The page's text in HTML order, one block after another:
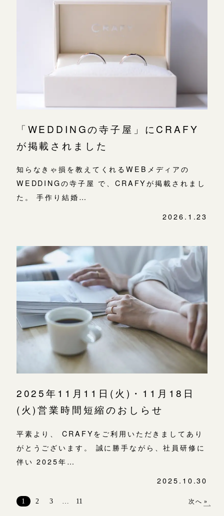
「WEDDINGの寺子屋」にCRAFY
が掲載されました
知らなきゃ損を教えてくれるWEBメディアの
WEDDINGの寺子屋 で、CRAFYが掲載されまし
た。 手作り結婚…
2026.1.23
2025年11月11日(火)・11月18日
(火)営業時間短縮のおしらせ
平素より、 CRAFYをご利用いただきましてあり
がとうございます。 誠に勝手ながら、社員研修に
伴い 2025年…
2025.10.30
稿1 2 3 … 11 次へ »